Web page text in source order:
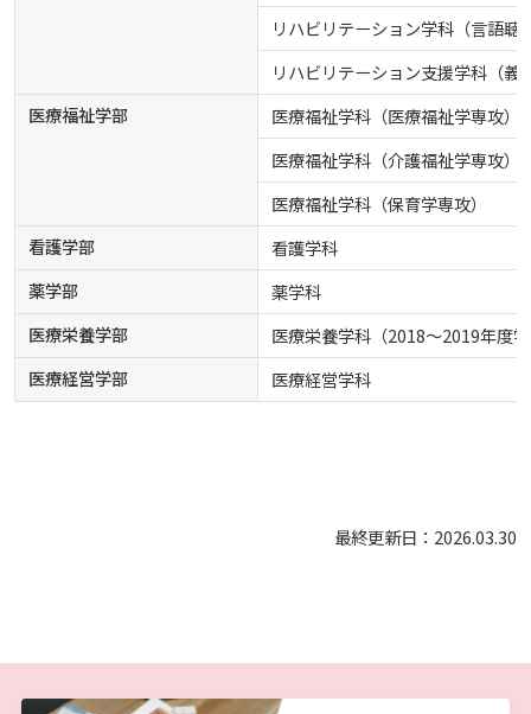
リハビリテーション学科（言語聴
リハビリテーション支援学科（義
医療福祉学部
医療福祉学科（医療福祉学専攻）
医療福祉学科（介護福祉学専攻）
医療福祉学科（保育学専攻）
看護学部
看護学科
薬学部
薬学科
医療栄養学部
医療栄養学科（2018～2019年度
医療経営学部
医療経営学科
最終更新日：2026.03.30